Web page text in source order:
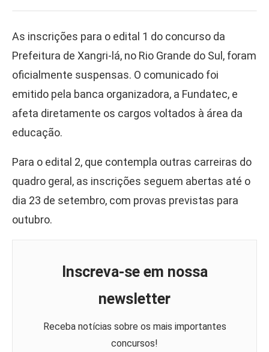
As inscrições para o edital 1 do concurso da
Prefeitura de Xangri-lá, no Rio Grande do Sul, foram
oficialmente suspensas. O comunicado foi
emitido pela banca organizadora, a Fundatec, e
afeta diretamente os cargos voltados à área da
educação.
Para o edital 2, que contempla outras carreiras do
quadro geral, as inscrições seguem abertas até o
dia 23 de setembro, com provas previstas para
outubro.
Inscreva-se em nossa
newsletter
Receba notícias sobre os mais importantes
concursos!